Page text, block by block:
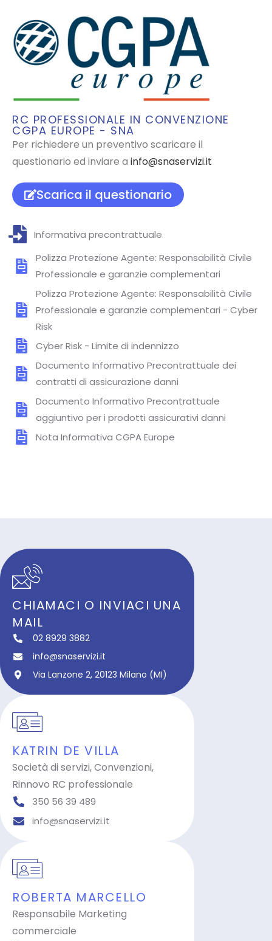
RC PROFESSIONALE IN CONVENZIONE
CGPA EUROPE - SNA
Per richiedere un preventivo scaricare il
questionario ed inviare a info@snaservizi.it
Scarica il questionario
Informativa precontrattuale
Polizza Protezione Agente: Responsabilità Civile
Professionale e garanzie complementari
Polizza Protezione Agente: Responsabilità Civile
Professionale e garanzie complementari - Cyber
Risk
Cyber Risk - Limite di indennizzo
Documento Informativo Precontrattuale dei
contratti di assicurazione danni
Documento Informativo Precontrattuale
aggiuntivo per i prodotti assicurativi danni
Nota Informativa CGPA Europe
CHIAMACI O INVIACI UNA
MAIL
02 8929 3882
info@snaservizi.it
Via Lanzone 2, 20123 Milano (MI)
KATRIN DE VILLA
Società di servizi, Convenzioni,
Rinnovo RC professionale
350 56 39 489
info@snaservizi.it
ROBERTA MARCELLO
Responsabile Marketing
commerciale